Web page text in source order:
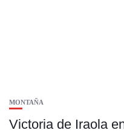
MONTAÑA
Victoria de Iraola